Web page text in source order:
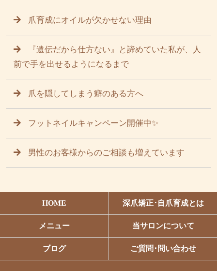
爪育成にオイルが欠かせない理由
『遺伝だから仕方ない』と諦めていた私が、人
前で手を出せるようになるまで
爪を隠してしまう癖のある方へ
フットネイルキャンペーン開催中✨
男性のお客様からのご相談も増えています
HOME 深爪矯正･自爪育成とは
メニュー 当サロンについて
ブログ ご質問･問い合わせ